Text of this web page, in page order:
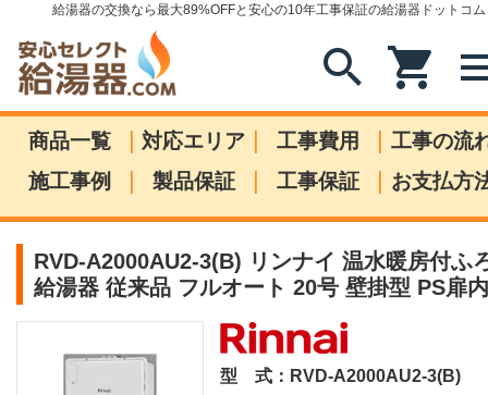
給湯器の交換なら最大89%OFFと安心の10年工事保証の給湯器ドットコム
search shopping_cart
商品一覧 | 対応エリア | 工事費用 | 工事の流
施工事例
| 製品保証 | 工事保証 | お支払方
RVD-A2000AU2-3(B) リンナイ 温水暖房付ふ
給湯器 従来品 フルオート 20号 壁掛型 PS扉内
型 式：RVD-A2000AU2-3(B)